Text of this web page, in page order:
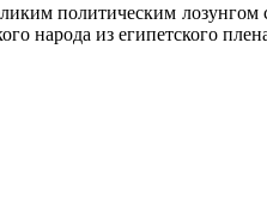
политическим
народа из египетского